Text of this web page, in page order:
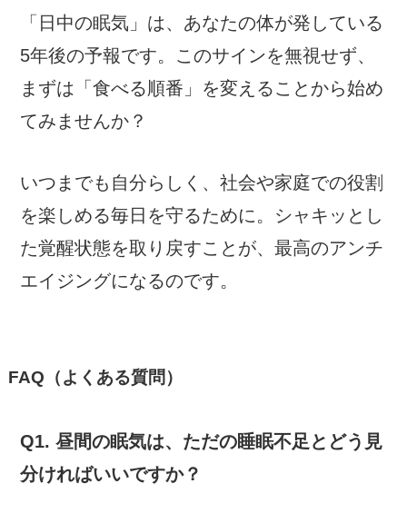
「日中の眠気」は、あなたの体が発している
5年後の予報です。このサインを無視せず、
まずは「食べる順番」を変えることから始め
てみませんか？
いつまでも自分らしく、社会や家庭での役割
を楽しめる毎日を守るために。シャキッとし
た覚醒状態を取り戻すことが、最高のアンチ
エイジングになるのです。
FAQ（よくある質問）
Q1. 昼間の眠気は、ただの睡眠不足とどう見
分ければいいですか？